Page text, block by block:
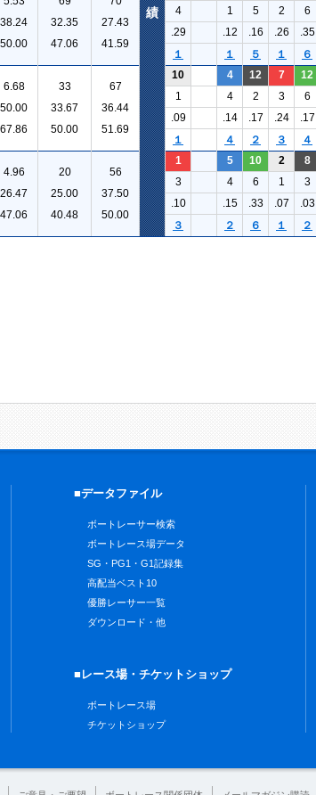
38.24
50.00
32.35
47.06
27.43
41.59
4
1 5 2 6
.29
.12 .16 .26 .35
１
１ ５ １ ６
6.68
50.00
67.86
33
33.67
50.00
67
36.44
51.69
10 4 12 7 12
1
4 2 3 6
.09
.14 .17 .24 .17
１
４ ２ ３ ４
4.96
26.47
47.06
20
25.00
40.48
56
37.50
50.00
1 5 10 2 8
3
4 6 1 3
.10
.15 .33 .07 .03
３
２ ６ １ ２
績
■データファイル
ボートレーサー検索
ボートレース場データ
SG・PG1・G1記録集
高配当ベスト10
優勝レーサー一覧
ダウンロード・他
■レース場・チケットショップ
ボートレース場
チケットショップ